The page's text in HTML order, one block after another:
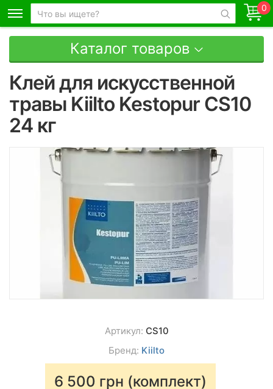
0
Каталог товаров
Клей для искусственной
травы Kiilto Kestopur CS10
24 кг
Артикул: CS10
Бренд: Kiilto
6 500 грн (комплект)